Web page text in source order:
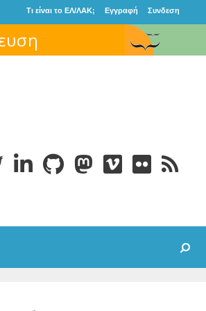
Τι είναι το ΕΛ/ΛΑΚ; Εγγραφή Συνδεση
Search